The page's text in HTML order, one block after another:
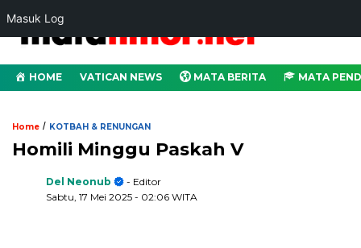
Masuk Log
HOME VATICAN NEWS MATA BERITA MATA
Home / KOTBAH & RENUNGAN
Homili Minggu Paskah V
Del Neonub
- Editor
Sabtu, 17 Mei 2025 - 02:06 WITA